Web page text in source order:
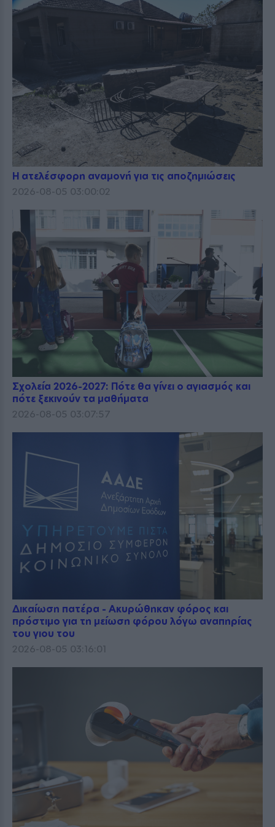
Η ατελέσφορη αναμονή για τις αποζημιώσεις
2026-08-05 03:00:02
Σχολεία 2026-2027: Πότε θα γίνει ο αγιασμός και
πότε ξεκινούν τα μαθήματα
2026-08-05 03:07:57
Δικαίωση πατέρα - Ακυρώθηκαν φόρος και
πρόστιμο για τη μείωση φόρου λόγω αναπηρίας
του γιου του
2026-08-05 03:16:01